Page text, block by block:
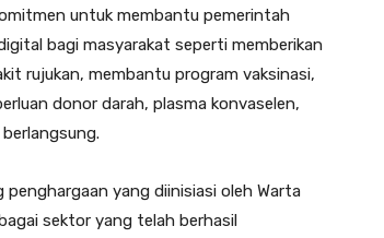
untuk membantu pemerintah
bagi masyarakat seperti memberikan
rujukan, membantu program vaksinasi,
donor darah, plasma konvaselen,
yang diinisiasi oleh Warta
sektor yang telah berhasil